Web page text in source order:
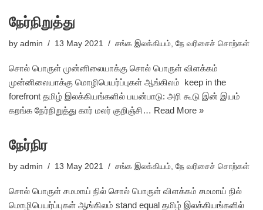
நேர்நிறுத்து
by admin 13 May 2021 சங்க இலக்கியம், நே வரிசைச் சொற்கள்
சொல் பொருள் முன்னிலையாக்கு சொல் பொருள் விளக்கம்
முன்னிலையாக்கு மொழிபெயர்ப்புகள் ஆங்கிலம் keep in the
forefront தமிழ் இலக்கியங்களில் பயன்பாடு: அரி கூடு இன் இயம்
கறங்க நேர்நிறுத்து கார் மலர் குறிஞ்சி… Read More »
நேர்நிர
by admin 13 May 2021 சங்க இலக்கியம், நே வரிசைச் சொற்கள்
சொல் பொருள் சமமாய் நில் சொல் பொருள் விளக்கம் சமமாய் நில்
மொழிபெயர்ப்புகள் ஆங்கிலம் stand equal தமிழ் இலக்கியங்களில்